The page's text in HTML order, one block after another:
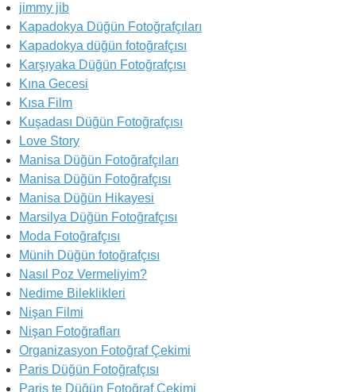
jimmy jib
Kapadokya Düğün Fotoğrafçıları
Kapadokya düğün fotoğrafçısı
Karşıyaka Düğün Fotoğrafçısı
Kına Gecesi
Kısa Film
Kuşadası Düğün Fotoğrafçısı
Love Story
Manisa Düğün Fotoğrafçıları
Manisa Düğün Fotoğrafçısı
Manisa Düğün Hikayesi
Marsilya Düğün Fotoğrafçısı
Moda Fotoğrafçısı
Münih Düğün fotoğrafçısı
Nasıl Poz Vermeliyim?
Nedime Bileklikleri
Nişan Filmi
Nişan Fotoğrafları
Organizasyon Fotoğraf Çekimi
Paris Düğün Fotoğrafçısı
Paris te Düğün Fotoğraf Çekimi